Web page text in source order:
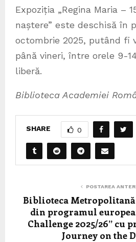
Expoziția „Regina Maria –
naștere” este deschisă în
octombrie 2025, putând fi
până vineri, între orele 9-
liberă.
Biblioteca Academiei
SHARE 0
POSTAREA
Biblioteca Metropolitană
din programul
Challenge 2025/26” cu
Journey on the